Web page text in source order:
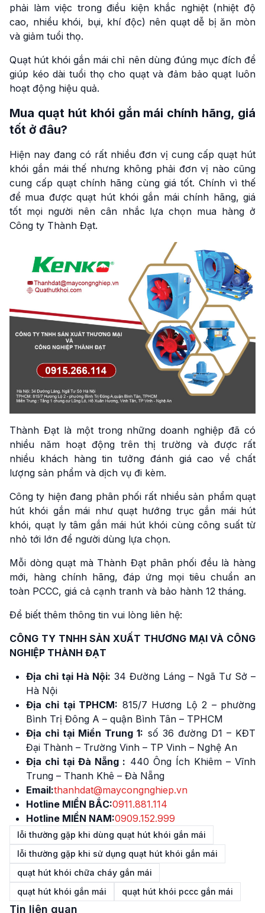
phải làm việc trong điều kiện khắc nghiệt (nhiệt độ
cao, nhiều khói, bụi, khí độc) nên quạt dễ bị ăn mòn
và giảm tuổi thọ.
Quạt hút khói gắn mái chỉ nên dùng đúng mục đích để
giúp kéo dài tuổi thọ cho quạt và đảm bảo quạt luôn
hoạt động hiệu quả.
Mua quạt hút khói gắn mái chính hãng, giá
tốt ở đâu?
Hiện nay đang có rất nhiều đơn vị cung cấp quạt hút
khói gắn mái thế nhưng không phải đơn vị nào cũng
cung cấp quạt chính hãng cùng giá tốt. Chính vì thế
để mua được quạt hút khói gắn mái chính hãng, giá
tốt mọi người nên cân nhắc lựa chọn mua hàng ở
Công ty Thành Đạt.
Thành Đạt là một trong những doanh nghiệp đã có
nhiều năm hoạt động trên thị trường và được rất
nhiều khách hàng tin tưởng đánh giá cao về chất
lượng sản phẩm và dịch vụ đi kèm.
Công ty hiện đang phân phối rất nhiều sản phẩm quạt
hút khói gắn mái như quạt hướng trục gắn mái hút
khói, quạt ly tâm gắn mái hút khói cùng công suất từ
nhỏ tới lớn để người dùng lựa chọn.
Mỗi dòng quạt mà Thành Đạt phân phối đều là hàng
mới, hàng chính hãng, đáp ứng mọi tiêu chuẩn an
toàn PCCC, giá cả cạnh tranh và bảo hành 12 tháng.
Để biết thêm thông tin vui lòng liên hệ:
CÔNG TY TNHH SẢN XUẤT THƯƠNG MẠI VÀ CÔNG
NGHIỆP THÀNH ĐẠT
Địa chỉ tại Hà Nội: 34 Đường Láng – Ngã Tư Sở –
Hà Nội
Địa chỉ tại TPHCM: 815/7 Hương Lộ 2 – phường
Bình Trị Đông A – quận Bình Tân – TPHCM
Địa chỉ tại Miền Trung 1: số 36 đường D1 – KĐT
Đại Thành – Trường Vinh – TP Vinh – Nghệ An
Địa chỉ tại Đà Nẵng : 440 Ông Ích Khiêm – Vĩnh
Trung – Thanh Khê – Đà Nẵng
Email:thanhdat@maycongnghiep.vn
Hotline MIỀN BẮC:0911.881.114
Hotline MIỀN NAM:0909.152.999
lỗi thường gặp khi dùng quạt hút khói gắn mái
lỗi thường gặp khi sử dụng quạt hút khói gắn mái
quạt hút khói chữa cháy gắn mái
quạt hút khói gắn mái
quạt hút khói pccc gắn mái
Tin liên quan